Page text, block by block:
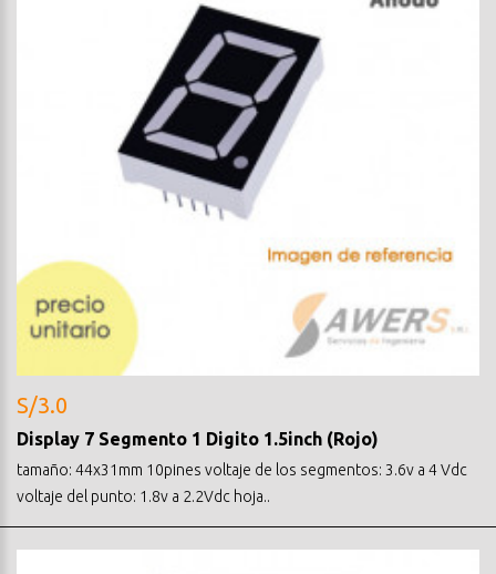
S/3.0
Display 7 Segmento 1 Digito 1.5inch (Rojo)
tamaño: 44x31mm 10pines voltaje de los segmentos: 3.6v a 4 Vdc
voltaje del punto: 1.8v a 2.2Vdc hoja..